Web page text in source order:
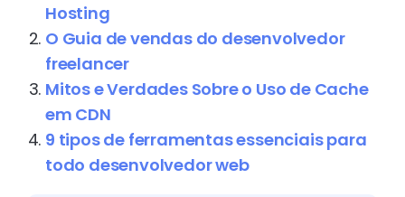
Hosting
O Guia de vendas do desenvolvedor
freelancer
Mitos e Verdades Sobre o Uso de Cache
em CDN
9 tipos de ferramentas essenciais para
todo desenvolvedor web